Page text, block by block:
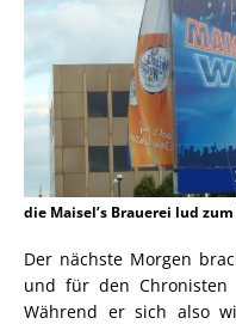
die Maisel’s Brauerei lud
Der nächste Morgen
und für den
Während er sich also